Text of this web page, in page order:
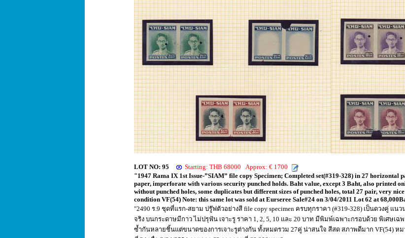
LOT NO: 95
Starting: THB 68000 Approx: € 1700
"1947 Rama IX 1st Issue-”SIAM” file copy Specimen; Completed set(#319-328) in 27 horizontal
paper, imperforate with various security punched holds. Baht value, except 3 Baht, also printed
without punched holes, some duplicates but different sizes of punched holes, total 27 pair, very
condition VF(54) Note: this same lot was sold at Eurseree Sale#24 on 3/04/2011 Lot 62 at
"2490 ร.9 ชุดที่แรก-สยาม ปรู๊ฟตัวอย่างสี file copy specimen ครบทุกราคา (#319-328) เป็นดวงคู่
จริง บนกระดาษมีกาว ไม่ปรุฟัน เจาะรู ราคา 1, 2, 5, 10 และ 20 บาท มีพิมพ์เฉพาะกรอบด้วย พิเศษเฉ
ซ้ำกันหลายชิ้นแต่ขนาดของการเจาะรูต่างกัน ทั้งหมดรวม 27คู่ น่าสนใจ สีสด สภาพดีมาก VF(54) หม